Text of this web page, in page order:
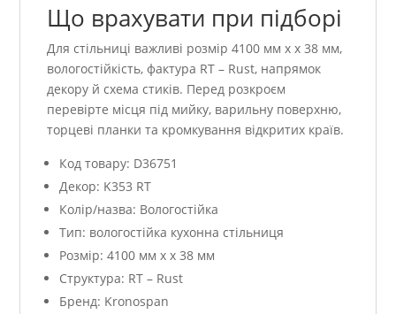
Що врахувати при підборі
Для стільниці важливі розмір 4100 мм x x 38 мм,
вологостійкість, фактура RT – Rust, напрямок
декору й схема стиків. Перед розкроєм
перевірте місця під мийку, варильну поверхню,
торцеві планки та кромкування відкритих країв.
Код товару: D36751
Декор: K353 RT
Колір/назва: Вологостійка
Тип: вологостійка кухонна стільниця
Розмір: 4100 мм x x 38 мм
Структура: RT – Rust
Бренд: Kronospan